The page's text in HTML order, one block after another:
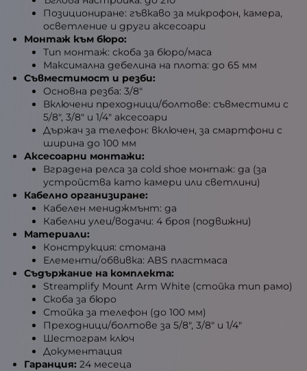
Позициониране: гъвкаво за микрофон, камера,
осветление и други аксесоари
Монтаж към бюро:
Тип монтаж: скоба за бюро/маса
Максимална дебелина на плота: до 65 мм
Съвместимост и резби:
Основна резба: 3/8"
Включени преходници/болтове: съвместими с
5/8", 3/8" и 1/4" аксесоари
Държач за телефон: включен, за смартфони с
ширина до 100 мм
Аксесоарни монтажи:
Вградена релса за cold shoe монтаж: да (за
устройства като камери или светлини)
Кабелно организиране:
Кабелен мениджмънт: да
Кабелни улеи/водачи: 4 броя (подвижни)
Материали:
Конструкция: стомана
Елементи/обвивка: ABS пластмаса
Съдържание на комплекта:
Streamplify Mount Arm White (стойка тип рамо)
Скоба за бюро
Стойка за телефон (до 100 мм)
Преходници/болтове за 5/8", 3/8" и 1/4"
Шестограм ключ
Документация
Гаранция: 24 месеца